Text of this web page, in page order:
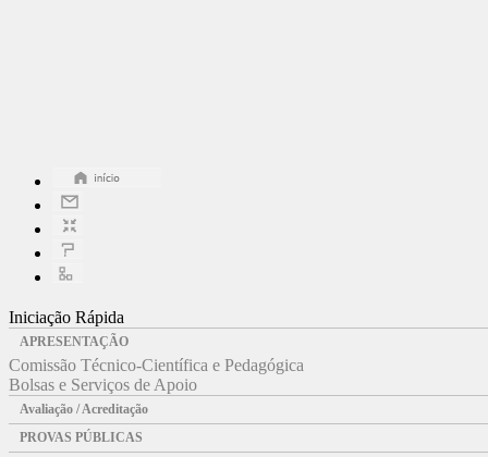
Iniciação Rápida
APRESENTAÇÃO
Comissão Técnico-Científica e Pedagógica
Bolsas e Serviços de Apoio
Avaliação / Acreditação
PROVAS PÚBLICAS